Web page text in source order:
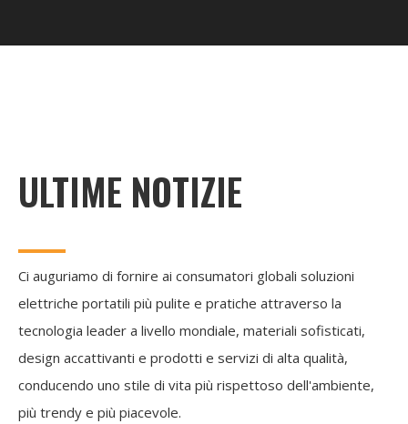
ULTIME NOTIZIE
Ci auguriamo di fornire ai consumatori globali soluzioni
elettriche portatili più pulite e pratiche attraverso la
tecnologia leader a livello mondiale, materiali sofisticati,
design accattivanti e prodotti e servizi di alta qualità,
conducendo uno stile di vita più rispettoso dell'ambiente,
più trendy e più piacevole.